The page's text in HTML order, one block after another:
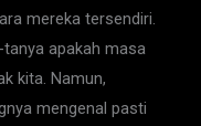
mereka tersendiri.
apakah masa
kita. Namun,
mengenal pasti